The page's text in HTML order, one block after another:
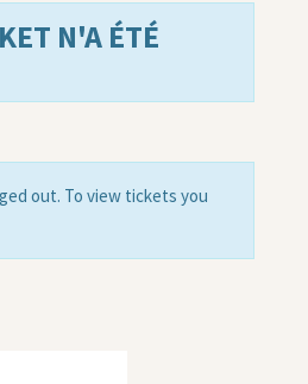
N'A ÉTÉ
out. To view tickets you